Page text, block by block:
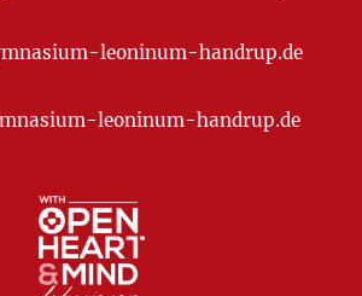
leoninum-handrup.de
leoninum-handrup.de